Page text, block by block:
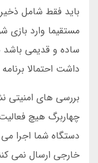
باید فقط شامل
مستقیما وارد بازی
ساده و قدیمی باشد
داشت احتمالا
بررسی های
چهاربرگ هیچ
دستگاه شما اجرا
خارجی ارسال نمی